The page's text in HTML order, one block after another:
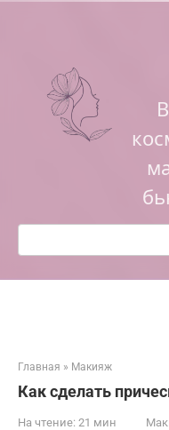
Поиск:
Главная » Макияж
Как сделать
На чтение: 21 мин